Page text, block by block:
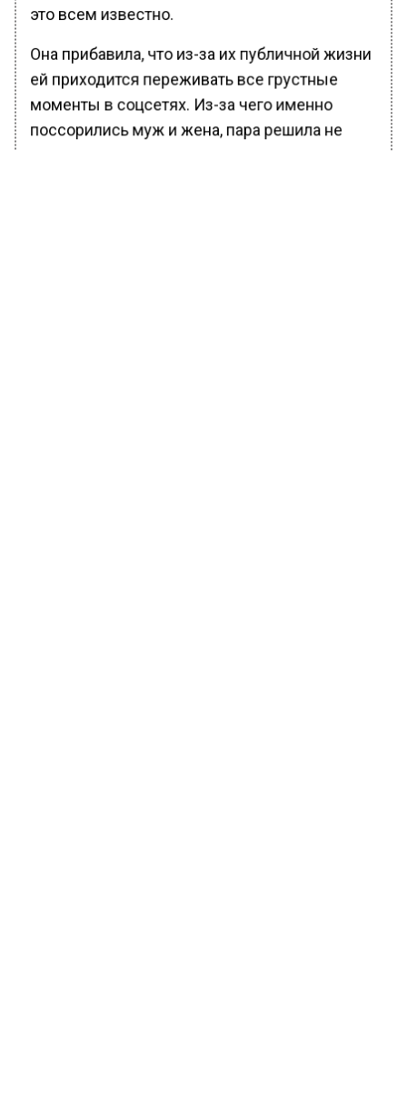
это всем известно.
Она прибавила, что из-за их публичной жизни
ей приходится переживать все грустные
моменты в соцсетях. Из-за чего именно
поссорились муж и жена, пара решила не